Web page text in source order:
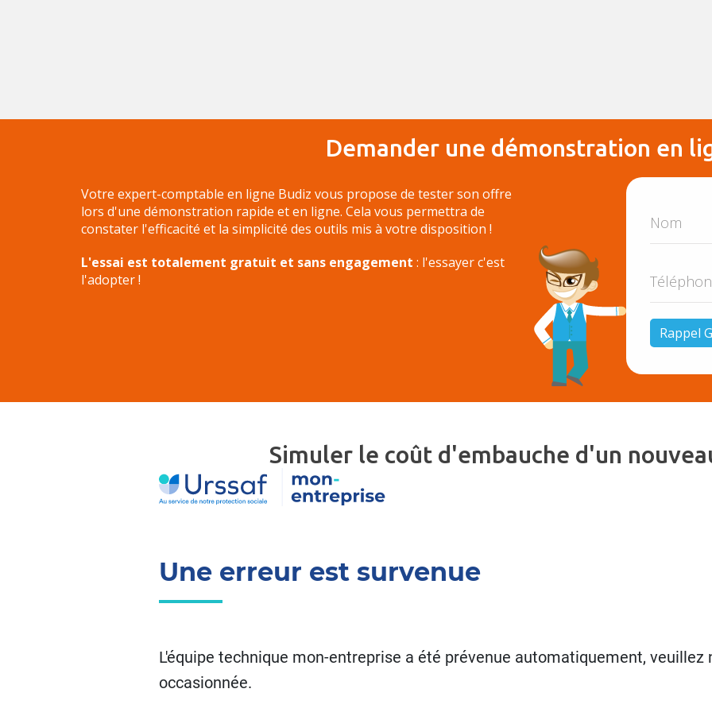
Demander une démonstration en
Votre expert-comptable en ligne Budiz vous propose de tester son offre
lors d'une démonstration rapide et en ligne. Cela vous permettra de
constater l'efficacité et la simplicité des outils mis à votre disposition !
L'essai est totalement gratuit et sans engagement : l'essayer c'est
l'adopter !
Simuler le coût d'embauche d'un